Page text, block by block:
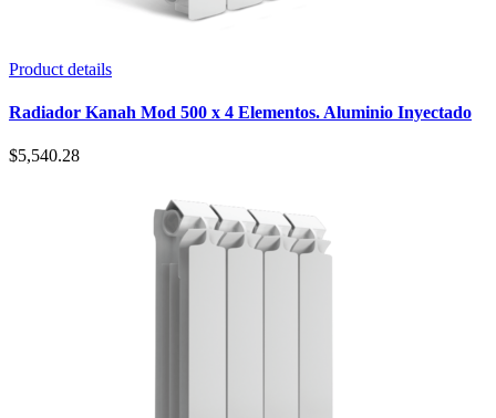
Product details
Radiador Kanah Mod 500 x 4 Elementos. Aluminio Inyectado
$5,540.28